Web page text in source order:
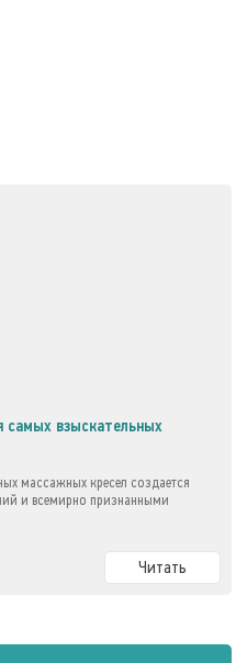
самых взыскательных
массажных кресел создается
и всемирно признанными
Читать